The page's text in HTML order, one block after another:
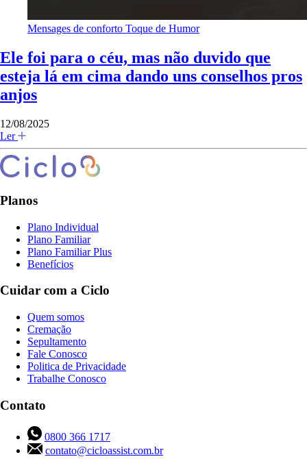
Mensages de conforto Toque de Humor
Ele foi para o céu, mas não duvido que
esteja lá em cima dando uns conselhos pros
anjos
12/08/2025
Ler
Planos
Plano Individual
Plano Familiar
Plano Familiar Plus
Benefícios
Cuidar com a Ciclo
Quem somos
Cremação
Sepultamento
Fale Conosco
Politica de Privacidade
Trabalhe Conosco
Contato
0800 366 1717
contato@cicloassist.com.br